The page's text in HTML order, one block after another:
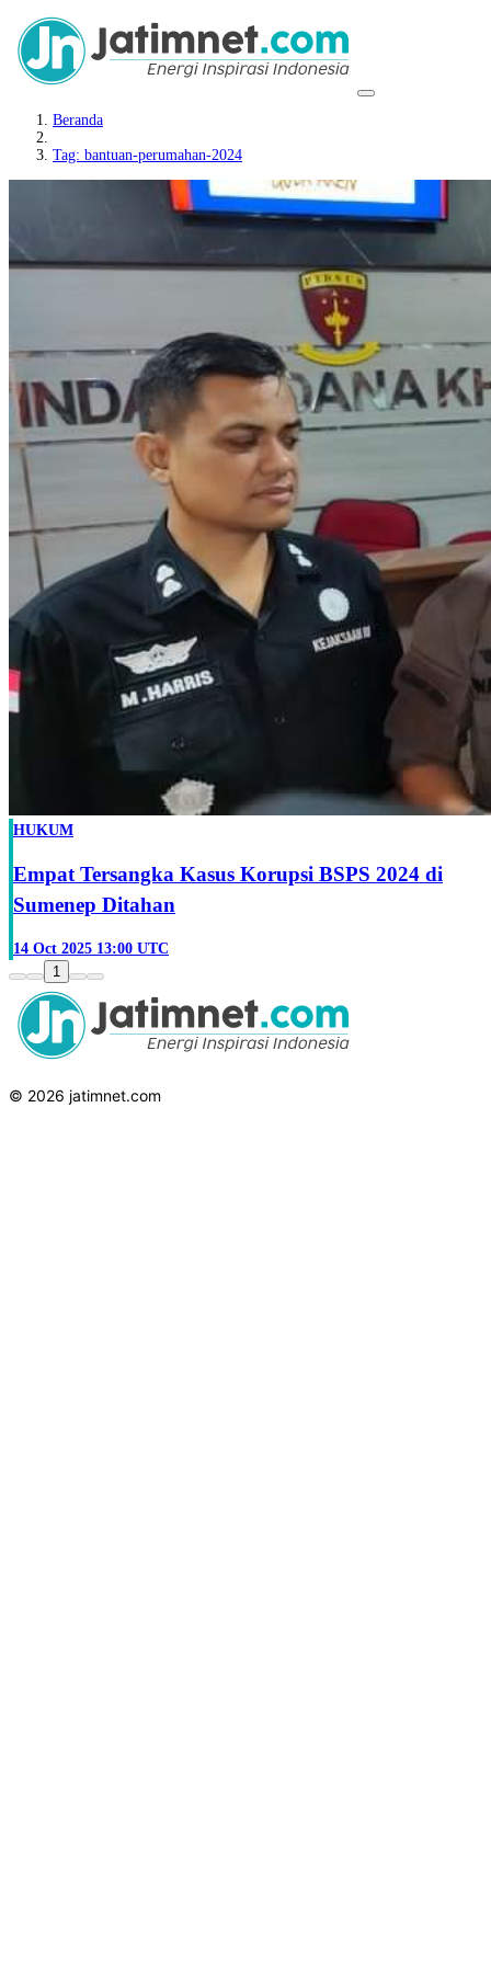
Beranda
Tag: bantuan-perumahan-2024
HUKUM
Empat Tersangka Kasus Korupsi BSPS 2024 di
Sumenep Ditahan
14 Oct 2025 13:00 UTC
1
© 2026 jatimnet.com